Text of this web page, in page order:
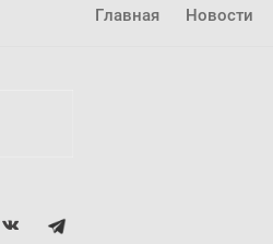
Главная Новости